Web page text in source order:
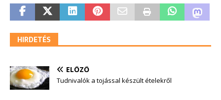
HIRDETÉS
ELŐZŐ
Tudnivalók a tojással készült ételekről